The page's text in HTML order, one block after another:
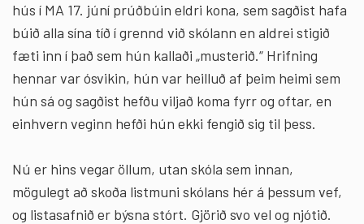
hús í MA 17. júní prúðbúin eldri kona, sem sagðist hafa
búið alla sína tíð í grennd við skólann en aldrei stigið
fæti inn í það sem hún kallaði „musterið.“ Hrifning
hennar var ósvikin, hún var heilluð af þeim heimi sem
hún sá og sagðist hefðu viljað koma fyrr og oftar, en
einhvern veginn hefði hún ekki fengið sig til þess.
Nú er hins vegar öllum, utan skóla sem innan,
mögulegt að skoða listmuni skólans hér á þessum vef,
og listasafnið er býsna stórt. Gjörið svo vel og njótið.